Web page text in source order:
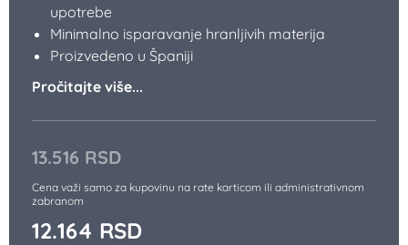
13.516 RSD
Cena važi samo za kupovinu na rate karticom ili administrativnom
zabranom
12.164 RSD
upotrebe
Minimalno isparavanje hranljivih materija
Proizvedeno u Španiji
Pročitajte više...